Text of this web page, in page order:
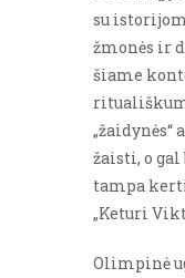
su
žmonės ir
šiame
„žaidynės“
žaisti, o
tampa
„Keturi
Olimpinė